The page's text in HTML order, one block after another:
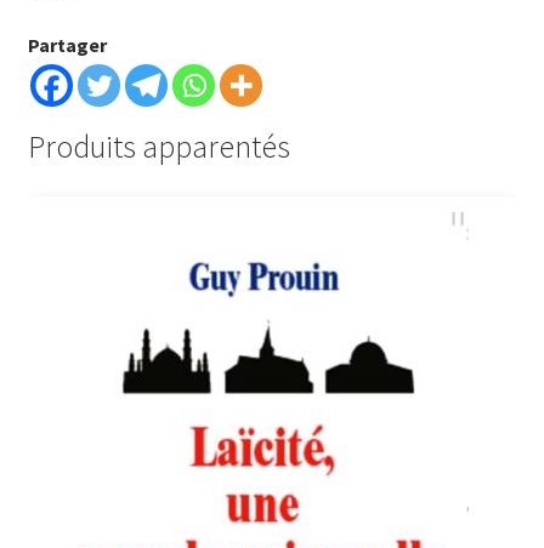
Partager
Produits apparentés